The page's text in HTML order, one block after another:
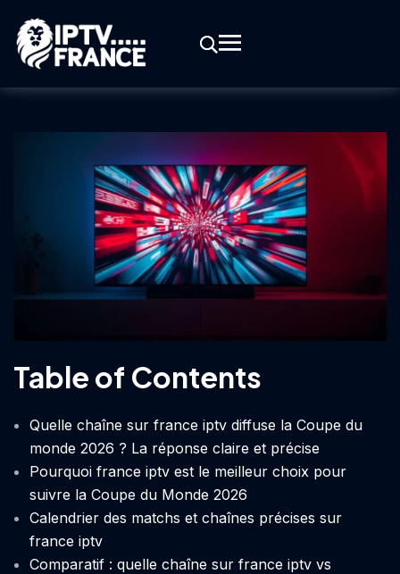
Table of Contents
Quelle chaîne sur france iptv diffuse la Coupe du
monde 2026 ? La réponse claire et précise
Pourquoi france iptv est le meilleur choix pour
suivre la Coupe du Monde 2026
Calendrier des matchs et chaînes précises sur
france iptv
Comparatif : quelle chaîne sur france iptv vs